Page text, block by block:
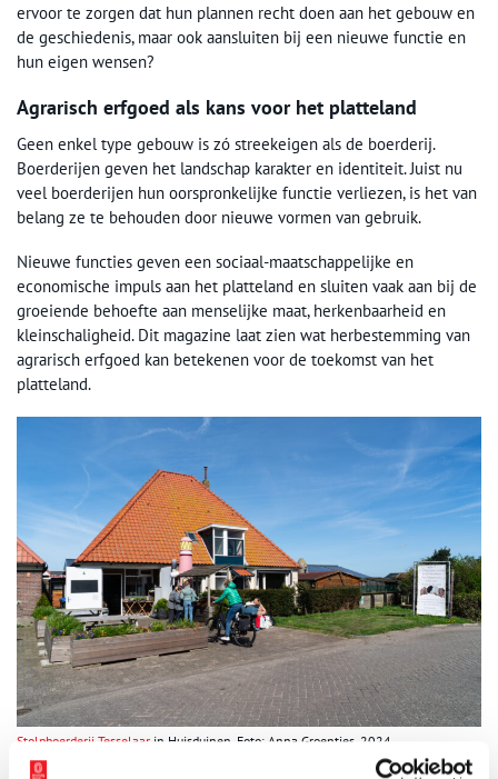
ervoor te zorgen dat hun plannen recht doen aan het gebouw en
de geschiedenis, maar ook aansluiten bij een nieuwe functie en
hun eigen wensen?
Agrarisch erfgoed als kans voor het platteland
Geen enkel type gebouw is zó streekeigen als de boerderij.
Boerderijen geven het landschap karakter en identiteit. Juist nu
veel boerderijen hun oorspronkelijke functie verliezen, is het van
belang ze te behouden door nieuwe vormen van gebruik.
Nieuwe functies geven een sociaal-maatschappelijke en
economische impuls aan het platteland en sluiten vaak aan bij de
groeiende behoefte aan menselijke maat, herkenbaarheid en
kleinschaligheid. Dit magazine laat zien wat herbestemming van
agrarisch erfgoed kan betekenen voor de toekomst van het
platteland.
Stolpboerderij Tesselaar in Huisduinen. Foto: Anna Groentjes, 2024.